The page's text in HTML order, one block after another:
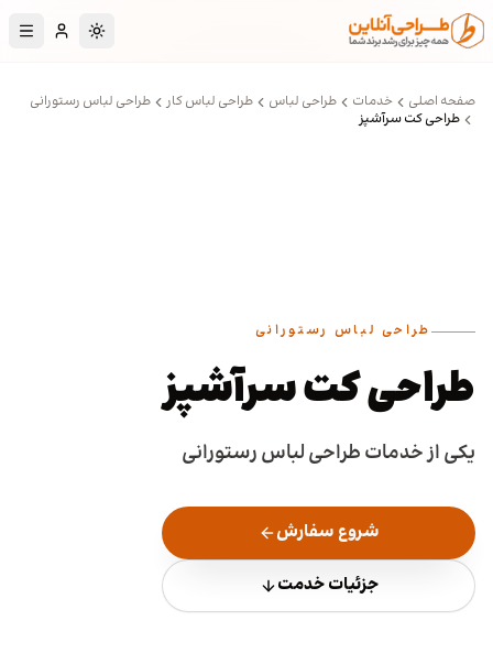
پرش به محتوای اصلی
تغییر به حالت
صفحه اصلی خدمات طراحی لباس طراحی لباس کار
طراحی لباس رستورانی
طراحی کت سرآشپز
طراحی لباس رستورانی
طراحی کت سرآشپز
یکی از خدمات طراحی لباس رستورانی
شروع سفارش
جزئیات خدمت